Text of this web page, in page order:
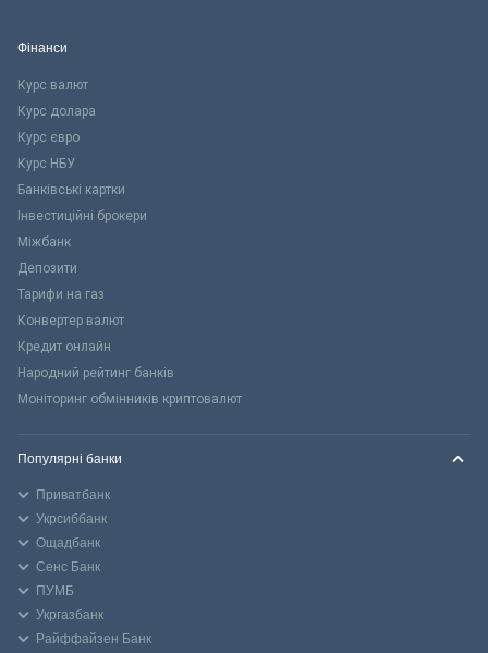
Фінанси
Курс валют
Курс долара
Курс євро
Курс НБУ
Банківські картки
Інвестиційні брокери
Міжбанк
Депозити
Тарифи на газ
Конвертер валют
Кредит онлайн
Народний рейтинг банків
Моніторинг обмінників криптовалют
Популярні банки
Приватбанк
Укрсиббанк
Ощадбанк
Сенс Банк
ПУМБ
Укргазбанк
Райффайзен Банк